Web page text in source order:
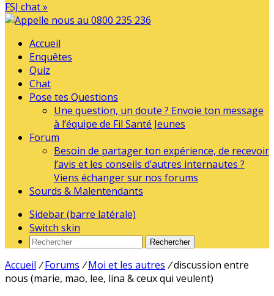
FSJ chat »
Accueil
Enquêtes
Quiz
Chat
Pose tes Questions
Une question, un doute ? Envoie ton message
à l’équipe de Fil Santé Jeunes
Forum
Besoin de partager ton expérience, de recevoir
l’avis et les conseils d’autres internautes ?
Viens échanger sur nos forums
Sourds & Malentendants
Sidebar (barre latérale)
Switch skin
Rechercher
Accueil / Forums / Moi et les autres /discussion entre
nous (marie, mao, lee, lina & ceux qui veulent)